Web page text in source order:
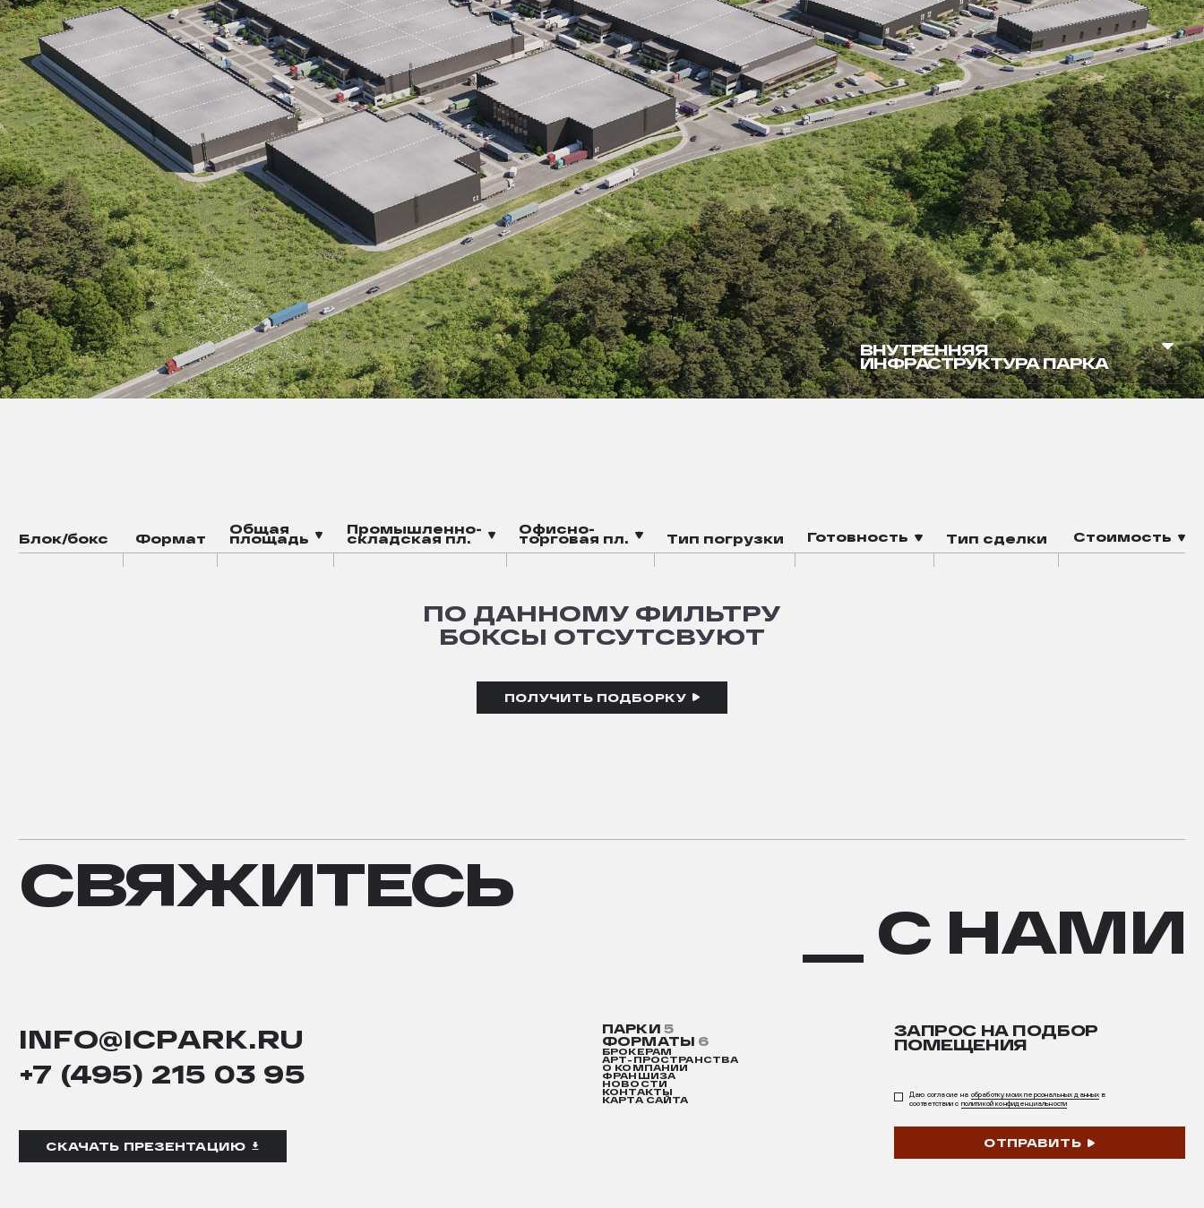
ВНУТРЕННЯЯ
ИНФРАСТРУКТУРА ПАРКА
Электрозаправка
смарт-офисы
Блок/бокс Формат
Общая
площадь
Промышленно-
складская пл.
Офисно-
торговая пл. Тип погрузки Готовность Тип сделки Стоимость
ПО ДАННОМУ ФИЛЬТРУ
БОКСЫ ОТСУТСВУЮТ
ПОЛУЧИТЬ ПОДБОРКУ
СВЯЖИТЕСЬ
С
СВЯЖИТЕСЬ
__ С НАМИ
INFO@ICPARK.RU
+7 (495) 215 03 95
СКАЧАТЬ ПРЕЗЕНТАЦИЮ
ПАРКИ 5
ФОРМАТЫ 6
БРОКЕРАМ
АРТ-ПРОСТРАНСТВА
О КОМПАНИИ
ФРАНШИЗА
НОВОСТИ
КОНТАКТЫ
КАРТА САЙТА
ЗАПРОС НА ПОДБОР
ПОМЕЩЕНИЯ
Даю согласие на обработку моих персональных данных в
соответствии с политикой конфиденциальности
ОТПРАВИТЬ